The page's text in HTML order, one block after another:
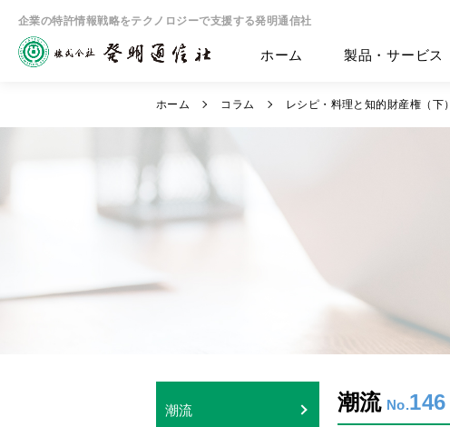
企業の特許情報戦略をテクノロジーで支援する発明通信社
ホーム 製品・サービス
ホーム コラム レシピ・料理と知的財産権（下）
潮流 潮流 146